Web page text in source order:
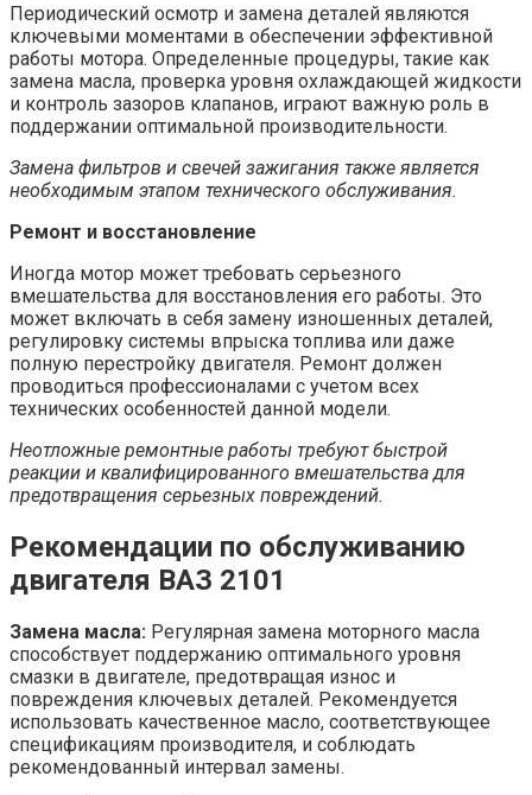
Периодический осмотр и замена деталей являются
ключевыми моментами в обеспечении эффективной
работы мотора. Определенные процедуры, такие как
замена масла, проверка уровня охлаждающей жидкости
и контроль зазоров клапанов, играют важную роль в
поддержании оптимальной производительности.
Замена фильтров и свечей зажигания также является
необходимым этапом технического обслуживания.
Ремонт и восстановление
Иногда мотор может требовать серьезного
вмешательства для восстановления его работы. Это
может включать в себя замену изношенных деталей,
регулировку системы впрыска топлива или даже
полную перестройку двигателя. Ремонт должен
проводиться профессионалами с учетом всех
технических особенностей данной модели.
Неотложные ремонтные работы требуют быстрой
реакции и квалифицированного вмешательства для
предотвращения серьезных повреждений.
Рекомендации по обслуживанию
двигателя ВАЗ 2101
Замена масла: Регулярная замена моторного масла
способствует поддержанию оптимального уровня
смазки в двигателе, предотвращая износ и
повреждения ключевых деталей. Рекомендуется
использовать качественное масло, соответствующее
спецификациям производителя, и соблюдать
рекомендованный интервал замены.